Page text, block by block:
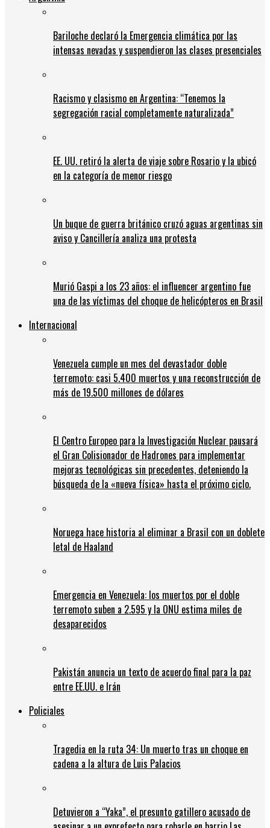
Bariloche declaró la Emergencia climática por las
intensas nevadas y suspendieron las clases presenciales
Racismo y clasismo en Argentina: “Tenemos la
segregación racial completamente naturalizada”
EE. UU. retiró la alerta de viaje sobre Rosario y la ubicó
en la categoría de menor riesgo
Un buque de guerra británico cruzó aguas argentinas sin
aviso y Cancillería analiza una protesta
Murió Gaspi a los 23 años: el influencer argentino fue
una de las víctimas del choque de helicópteros en Brasil
Internacional
Venezuela cumple un mes del devastador doble
terremoto: casi 5.400 muertos y una reconstrucción de
más de 19.500 millones de dólares
El Centro Europeo para la Investigación Nuclear pausará
el Gran Colisionador de Hadrones para implementar
mejoras tecnológicas sin precedentes, deteniendo la
búsqueda de la «nueva física» hasta el próximo ciclo.
Noruega hace historia al eliminar a Brasil con un doblete
letal de Haaland
Emergencia en Venezuela: los muertos por el doble
terremoto suben a 2.595 y la ONU estima miles de
desaparecidos
Pakistán anuncia un texto de acuerdo final para la paz
entre EE.UU. e Irán
Policiales
Tragedia en la ruta 34: Un muerto tras un choque en
cadena a la altura de Luis Palacios
Detuvieron a “Yaka”, el presunto gatillero acusado de